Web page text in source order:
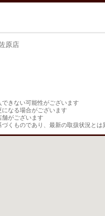
原店
きない可能性がございます
なる場合がございます
がございます
くものであり、最新の取扱状況とは